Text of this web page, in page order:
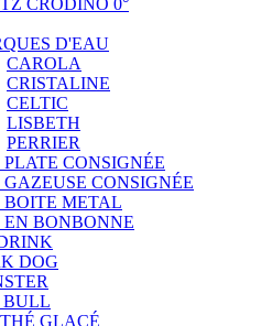
D'EAU
CAROLA
CRISTALINE
CELTIC
LISBETH
PERRIER
CONSIGNÉE
CONSIGNÉE
BOITE METAL
BONBONNE
DOG
BULL
GLACÉ